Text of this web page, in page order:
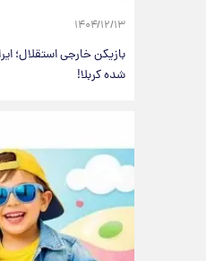
۱۴۰۴/۱۲/۱۳
بازیکن خارجی استقلال؛
شده کربلا!